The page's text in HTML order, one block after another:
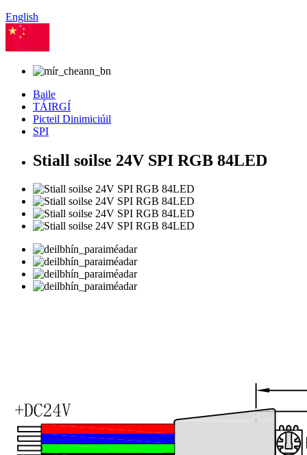
English
Baile
TÁIRGÍ
Picteil Dinimiciúil
SPI
Stiall soilse 24V SPI RGB 84LED